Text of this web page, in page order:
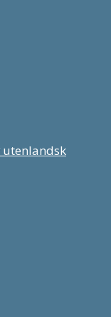
utenlandsk